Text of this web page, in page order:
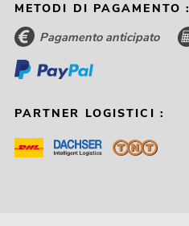
METODI DI PAGAMENTO :
Pagamento anticipato
PARTNER LOGISTICI :